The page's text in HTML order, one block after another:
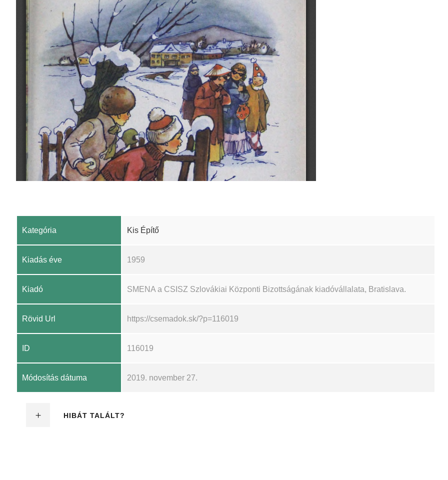
Kategória Kis Építő
Kiadás éve 1959
Kiadó SMENA a CSISZ Szlovákiai Központi Bizottságának kiadóvállalata, Bratislava.
Rövid Url https://csemadok.sk/?p=116019
ID 116019
Módosítás dátuma 2019. november 27.
HIBÁT TALÁLT?